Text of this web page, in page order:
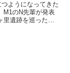
ようになってきた